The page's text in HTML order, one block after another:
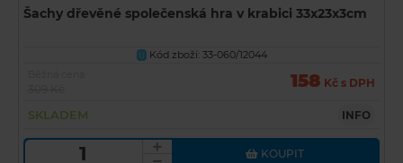
Šachy dřevěné společenská hra v krabici 33x23x3cm
U Kód zboží: 33-060/12044
158 Kč s DPH
SKLADEM INFO
KOUPIT